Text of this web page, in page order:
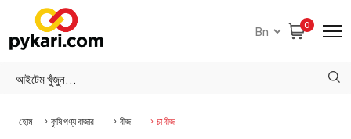
0
হোম কৃষি পণ্য বাজার বীজ চা বীজ